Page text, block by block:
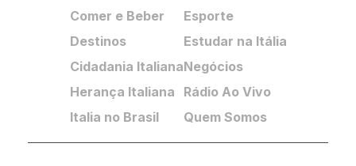
Comer e Beber
Destinos
Cidadania Italiana
Herança Italiana
Italia no Brasil
Esporte
Estudar na Itália
Negócios
Rádio Ao Vivo
Quem Somos